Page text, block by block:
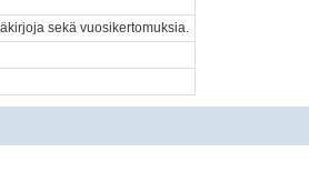
sekä vuosikertomuksia.